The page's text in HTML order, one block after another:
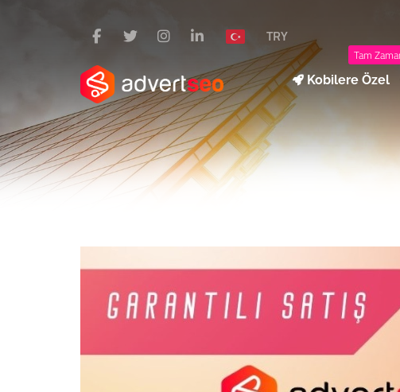
TRY
Tam
Kobilere Özel